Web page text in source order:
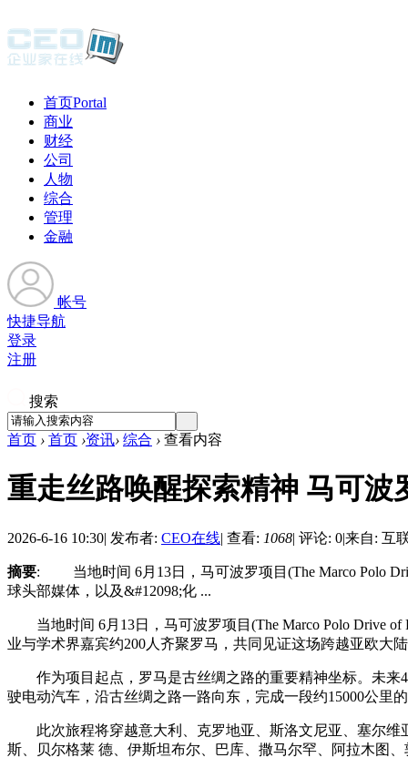
首页Portal
商业
财经
公司
人物
综合
管理
金融
帐号
快捷导航
登录
注册
搜索
首页 › 首页 ›资讯› 综合 › 查看内容
重走丝路唤醒探索精神 马可波
2026-6-16 10:30| 发布者: CEO在线| 查看: 1068| 评论: 0|来自: 互
摘要: 当地时间 6月13日，马可波罗项目(The Marco Polo
球头部媒体，以及&#12098;化 ...
当地时间 6月13日，马可波罗项目(The Marco Polo Drive of
业与学术界嘉宾约200⼈⻬聚罗⻢，共同⻅证这场跨越亚欧⼤
作为项⽬起点，罗⻢是古丝绸之路的重要精神坐标。未来
驶电动汽⻋，沿古丝绸之路⼀路向东，完成⼀段约15000公⾥
此次旅程将穿越意⼤利、克罗地亚、斯洛⽂尼亚、塞尔维
斯、⻉尔格莱 德、伊斯坦布尔、巴库、撒⻢尔罕、阿拉⽊图